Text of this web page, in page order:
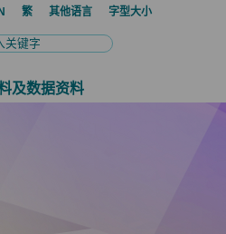
繁 其他语言 字型大小
及数据资料